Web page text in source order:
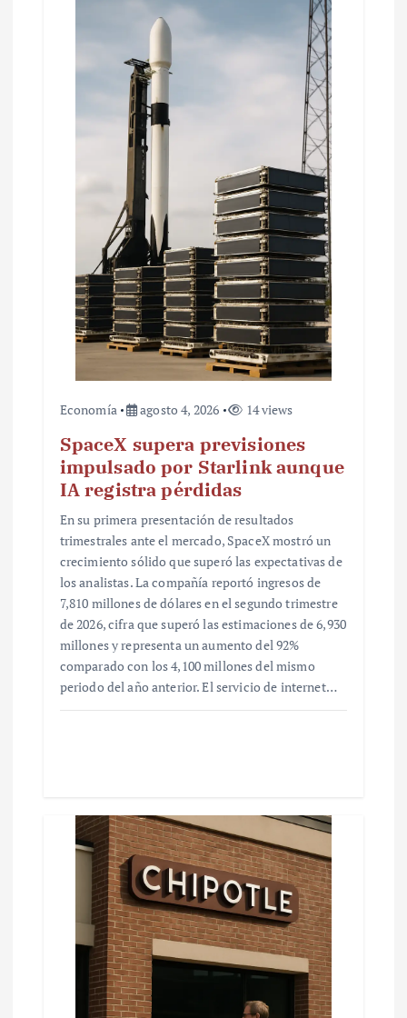
Economía agosto 4, 2026 14 views
SpaceX supera previsiones
impulsado por Starlink aunque
IA registra pérdidas
En su primera presentación de resultados
trimestrales ante el mercado, SpaceX mostró un
crecimiento sólido que superó las expectativas de
los analistas. La compañía reportó ingresos de
7,810 millones de dólares en el segundo trimestre
de 2026, cifra que superó las estimaciones de 6,930
millones y representa un aumento del 92%
comparado con los 4,100 millones del mismo
periodo del año anterior. El servicio de internet…